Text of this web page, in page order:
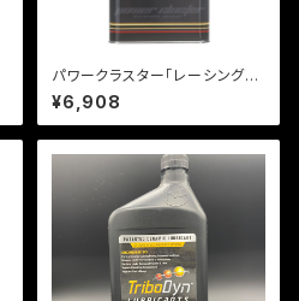
パワークラスター「レーシング
漆黒」1L
¥6,908